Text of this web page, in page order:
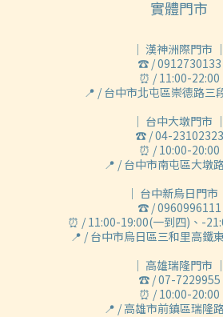
實體門市
｜ 漢神洲際門市 ｜
☎ / 0912730133
⏰ / 11:00-22:00
📍 / 台中市北屯區崇德路三
｜ 台中大墩門市 ｜
☎ / 04-23102323
⏰ / 10:00-20:00
📍 / 台中市南屯區大墩
｜ 台中新烏日門市
☎ / 0960996111
⏰ / 11:00-19:00(一到四)、-
📍 / 台中市烏日區三和里高鐵
｜ 高雄瑞隆門市 ｜
☎ / 07-7229955
⏰ / 10:00-20:00
📍 / 高雄市前鎮區瑞隆